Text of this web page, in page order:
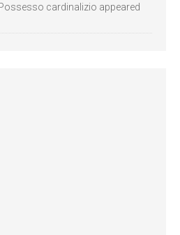
cardinalizio appeared